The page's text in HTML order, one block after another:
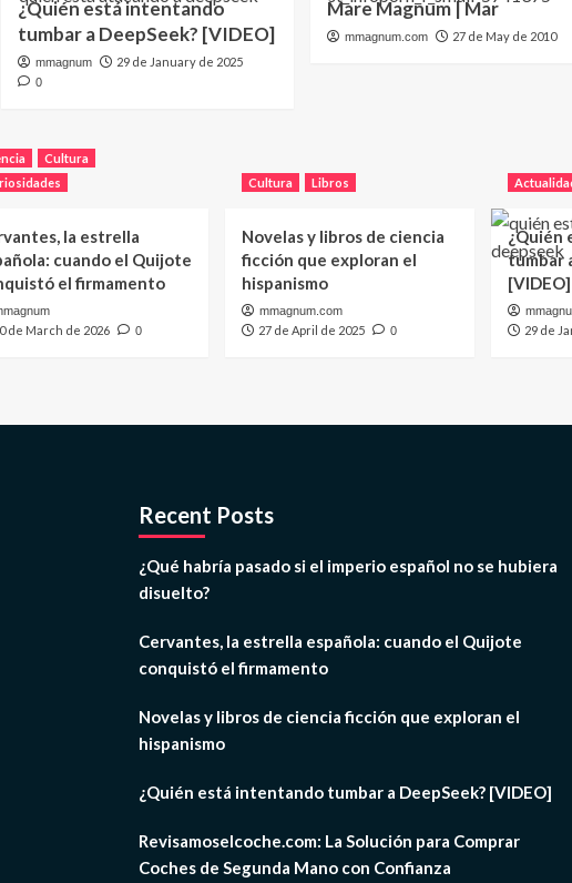
¿Quién está intentando
tumbar a DeepSeek? [VIDEO]
mmagnum 29 de January de 2025
0
Mare Magnum | Mar
mmagnum.com 27 de May de 2010
Cultura
la estrella
cuando el Quijote
el firmamento
de March de 2026 0
Cultura Libros
Novelas y libros de ciencia
ficción que exploran el
hispanismo
mmagnum.com
27 de April de 2025 0
¿Quién
tumbar
[VIDEO]
29 de
Recent Posts
¿Qué habría pasado si el imperio español no se hubiera
disuelto?
Cervantes, la estrella española: cuando el Quijote
conquistó el firmamento
Novelas y libros de ciencia ficción que exploran el
hispanismo
¿Quién está intentando tumbar a DeepSeek? [VIDEO]
Revisamoselcoche.com: La Solución para Comprar
Coches de Segunda Mano con Confianza